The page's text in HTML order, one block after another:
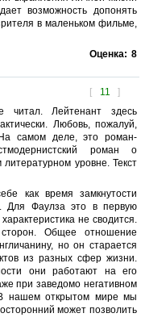
возможность допонять
в маленьком фильме,
Оценка: 8
[ 11 ]
Лейтенант здесь
Любовь, пожалуй,
самом деле, это роман-
роман о
уровне. Текст
как время замкнутости
Для Фаулза это в первую
не сводится.
Общее отношение
но он старается
из разных сфер жизни.
они работают на его
при заведомо негативном
В нашем открытом мире мы
может позволить